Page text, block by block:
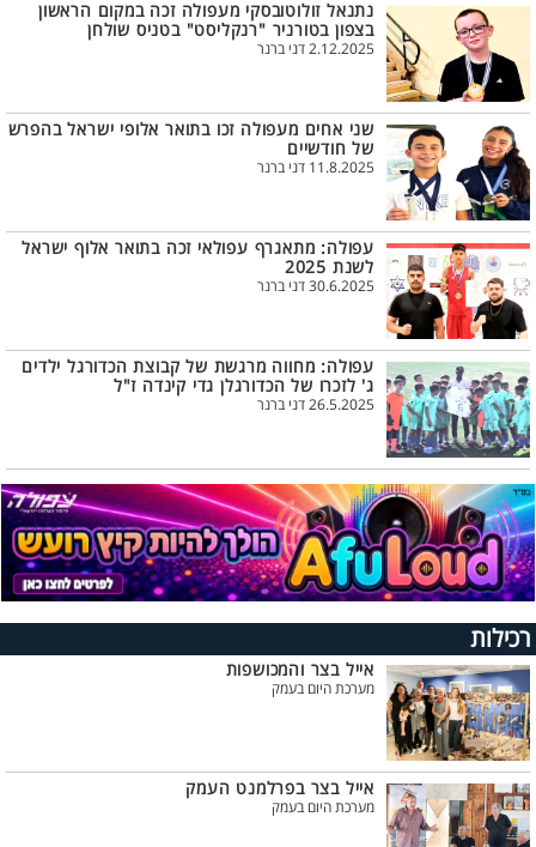
נתנאל זולוטובסקי מעפולה זכה במקום הראשון
בצפון בטורניר "רנקליסט" בטניס שולחן
2.12.2025 דני ברנר
שני אחים מעפולה זכו בתואר אלופי ישראל בהפרש
של חודשיים
11.8.2025 דני ברנר
עפולה: מתאגרף עפולאי זכה בתואר אלוף ישראל
לשנת 2025
30.6.2025 דני ברנר
עפולה: מחווה מרגשת של קבוצת הכדורגל ילדים
ג' לזכרו של הכדורגלן גדי קינדה ז"ל
26.5.2025 דני ברנר
רכילות
אייל בצר והמכושפות
מערכת היום בעמק
אייל בצר בפרלמנט העמק
מערכת היום בעמק